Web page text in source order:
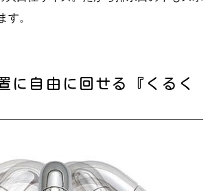
す。
に自由に回せる『くるく